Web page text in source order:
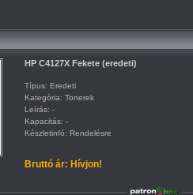
HP C4127X Fekete (eredeti)
Típus: Eredeti
Kategória: Tonerek
Leírás: -
Kapacitás: -
Készletinfó: Rendelésre
Bruttó ár: Hívjon!